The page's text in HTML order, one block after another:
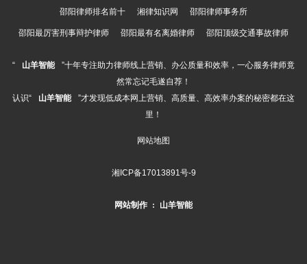
邵阳律师排名前十 湘律知识网 邵阳律师事务所
邵阳最厉害刑事辩护律师 邵阳最有名离婚律师 邵阳顶级交通事故律师
“ 山羊智能
”十年专注助力律师线上营销、办公质量和效率，一心服务律师竟
然常忘记毛遂自荐！
认识“
山羊智能
”才发现低成本网上营销、高质量、高效率办案的秘密都在这
里！
网站地图
湘ICP备17013891号-9
网站制作 : 山羊智能